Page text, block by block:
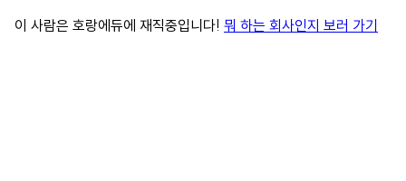
이 사람은 호랑에듀에 재직중입니다! 뭐 하는 회사인지 보러 가기